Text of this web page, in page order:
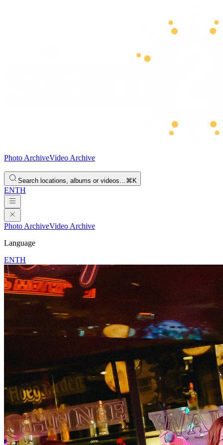
Photo ArchiveVideo Archive
Search locations, albums or videos…⌘K
ENTH
Photo ArchiveVideo Archive
Language
ENTH